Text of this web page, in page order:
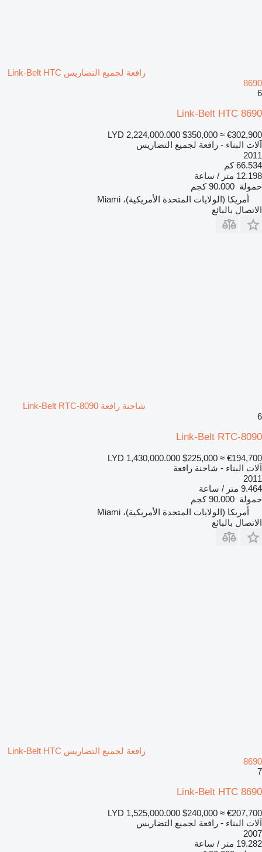
رافعة لجميع التضاريس Link-Belt HTC
8690
6
Link-Belt HTC 8690
LYD 2,224,000.000 $350,000 ≈ €302,900
آلات البناء - رافعة لجميع التضاريس
2011
66.534 كم
12.198 متر / ساعة
حمولة 90.000 كجم
أمريكا (الولايات المتحدة الأمريكية)، Miami
الاتصال بالبائع
شاحنة رافعة Link-Belt RTC-8090
6
Link-Belt RTC-8090
LYD 1,430,000.000 $225,000 ≈ €194,700
آلات البناء - شاحنة رافعة
2011
9.464 متر / ساعة
حمولة 90.000 كجم
أمريكا (الولايات المتحدة الأمريكية)، Miami
الاتصال بالبائع
رافعة لجميع التضاريس Link-Belt HTC
8690
7
Link-Belt HTC 8690
LYD 1,525,000.000 $240,000 ≈ €207,700
آلات البناء - رافعة لجميع التضاريس
2007
19.282 متر / ساعة